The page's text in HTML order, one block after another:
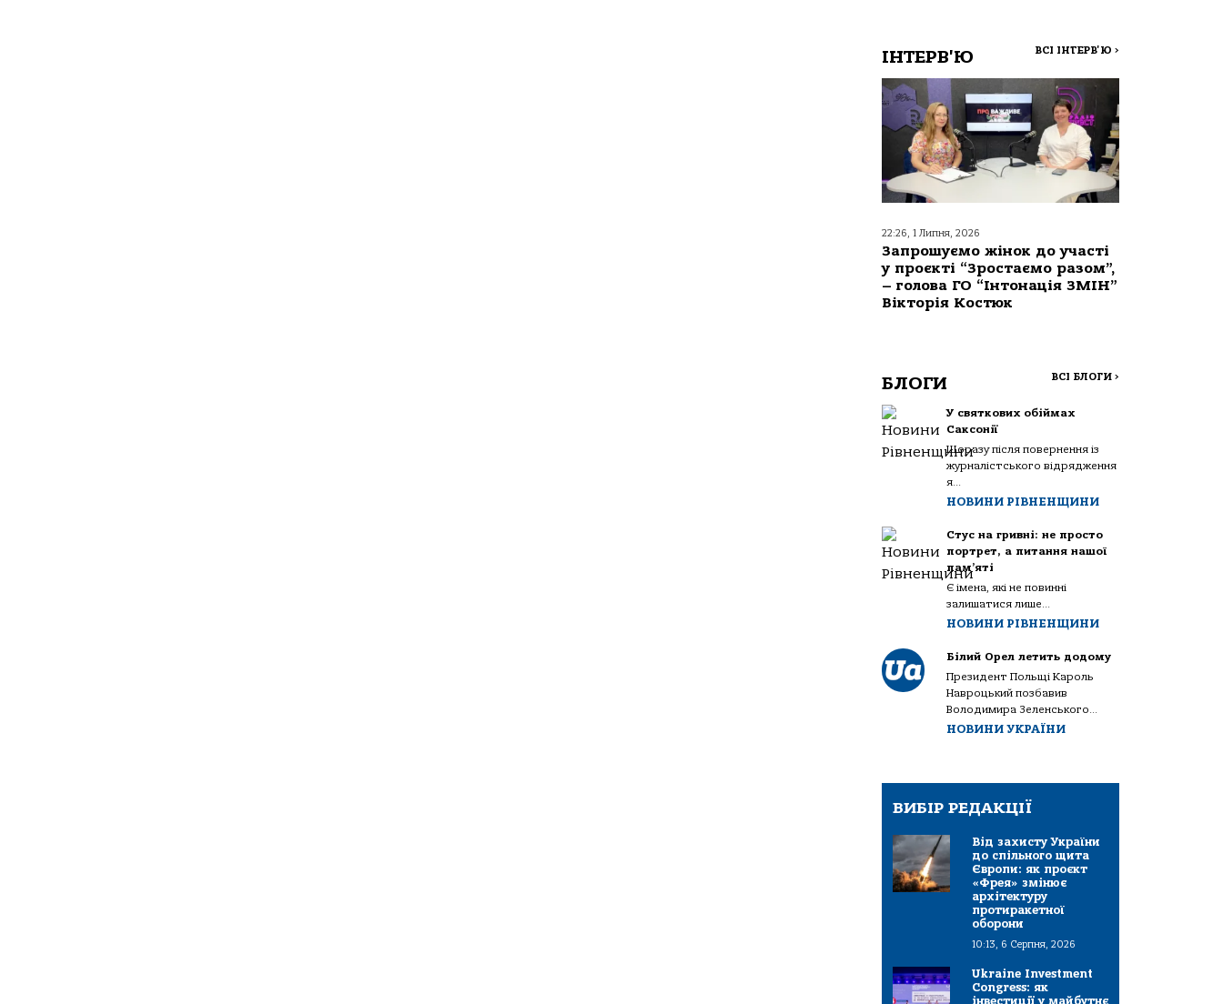
ІНТЕРВ'Ю ВСІ ІНТЕРВ'Ю >
22:26, 1 Липня, 2026
Запрошуємо жінок до участі
у проєкті “Зростаємо разом”,
– голова ГО “Інтонація ЗМІН”
Вікторія Костюк
БЛОГИ ВСІ БЛОГИ >
У святкових обіймах
Саксонії
Щоразу після повернення із
журналістського відрядження
я...
НОВИНИ РІВНЕНЩИНИ
Стус на гривні: не просто
портрет, а питання нашої
пам’яті
Є імена, які не повинні
залишатися лише...
НОВИНИ РІВНЕНЩИНИ
Білий Орел летить додому
Президент Польщі Кароль
Навроцький позбавив
Володимира Зеленського...
НОВИНИ УКРАЇНИ
ВИБІР РЕДАКЦІЇ
Від захисту України
до спільного щита
Європи: як проєкт
«Фрея» змінює
архітектуру
протиракетної
оборони
10:13, 6 Серпня, 2026
Ukraine Investment
Congress: як
інвестиції у майбутнє